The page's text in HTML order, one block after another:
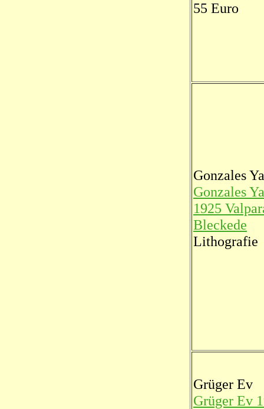
55 Euro
Gonzales
Gonzales
1925
Bleckede
Lithografie
Grüger Ev
Grüger Ev